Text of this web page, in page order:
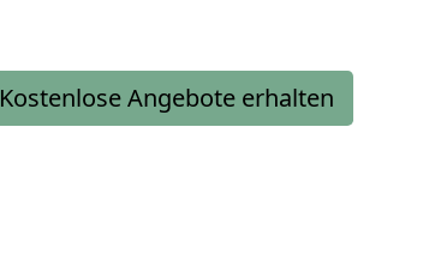
Kostenlose Angebote erhalten